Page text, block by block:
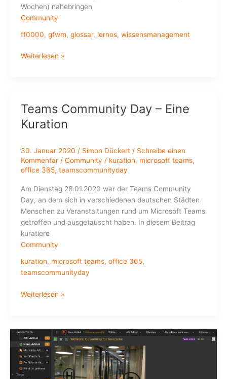
Wochen) nahebringen
Community
ff0000, gfwm, glossar, lernos, wissensmanagement
D-
Version
1.1.
Weiterlesen »
Teams Community Day – Eine
Kuration
30. Januar 2020 / Simon Dückert / Schreibe einen
Kommentar / Community / kuration, microsoft teams,
office 365, teamscommunityday
Am Dienstag 28.01.2020 war der Teams Community
Day, an dem sich in verschiedenen deutschen Städten
Menschen zu Veranstaltungen rund um Microsoft Teams
getroffen und ausgetauscht haben. In diesem Beitrag
kuratiere
Community
kuration, microsoft teams, office 365,
teamscommunityday
Teams
Eine
Kuration
Weiterlesen »